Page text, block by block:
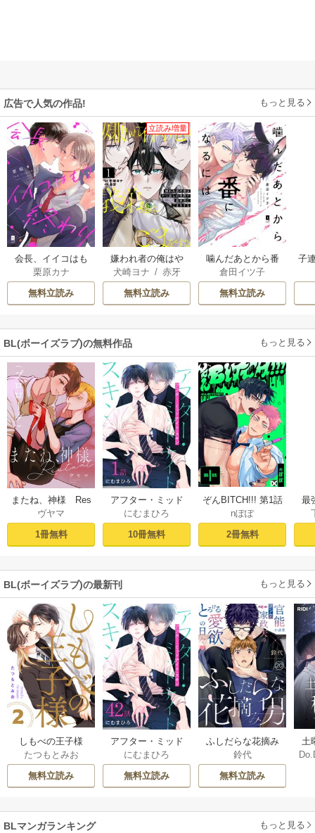
広告で人気の作品! もっと見る
会長、イイコはも
う終わり【単行本
版】
栗原カナ
無料立読み
立読み増量
嫌われ者の俺はや
り直しの世界で義
弟達にごまをする
【シーモア限定
犬崎ヨナ / 赤牙
無料立読み
噛んだあとから番
になるには【単行
本版】
倉田イツ子
無料立読み
子
BL(ボーイズラブ)の無料作品 もっと見る
またね、神様 Res
tart［ばら売り］
プロローグ
ヴヤマ
1冊無料
アフター・ミッド
ナイト・スキン
［ばら売り］ 第1話
にむまひろ
10冊無料
ぞんBITCH!!! 第1話
nぽぽ
2冊無料
最
BL(ボーイズラブ)の最新刊 もっと見る
しもべの王子様
【描き下ろしおま
け付き特装版】 2巻
たつもとみお
無料立読み
アフター・ミッド
ナイト・スキン
［ばら売り］ 42巻
にむまひろ
無料立読み
ふしだらな花摘み
男 20巻
鈴代
無料立読み
土
上
BLマンガランキング もっと見る